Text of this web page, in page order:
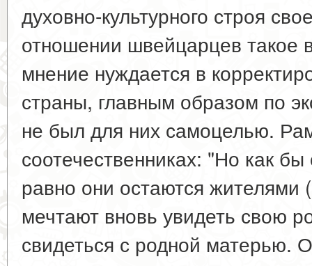
духовно-культурного строя
отношении швейцарцев такое
мнение нуждается в
страны, главным образом по
не был для них самоцелью.
соотечественниках: "Но как
равно они остаются
мечтают вновь увидеть свою
свидеться с родной матерью.